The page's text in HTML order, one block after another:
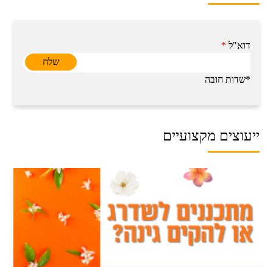
דוא"ל *
*שדות חובה
ייעוצים מקצועיים